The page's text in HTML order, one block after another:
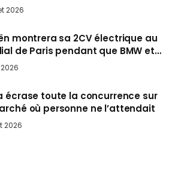
en Europe cet automne
2026
montrera sa 2CV électrique au
de Paris pendant que BMW et
le salon
écrase toute la concurrence sur
où personne ne l’attendait
2026